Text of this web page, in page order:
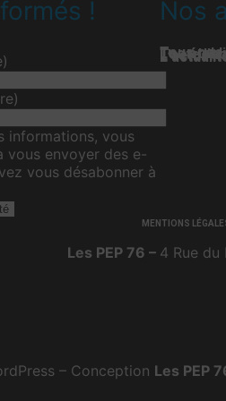
!
informations, vous
vous envoyer des e-
vous désabonner à
Nos
Tous
Les
Toute
MENTIONS
Les PEP 76 – 4 Rue du
– Conception Les PEP